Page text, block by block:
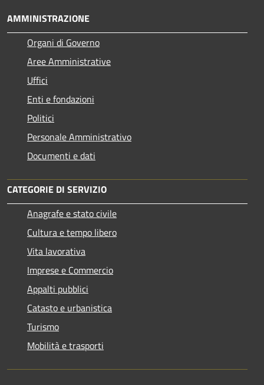
AMMINISTRAZIONE
Organi di Governo
Aree Amministrative
Uffici
Enti e fondazioni
Politici
Personale Amministrativo
Documenti e dati
CATEGORIE DI SERVIZIO
Anagrafe e stato civile
Cultura e tempo libero
Vita lavorativa
Imprese e Commercio
Appalti pubblici
Catasto e urbanistica
Turismo
Mobilità e trasporti